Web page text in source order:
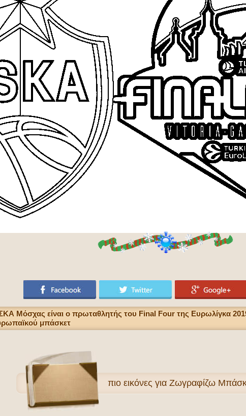
Μόσχας είναι ο πρωταθλητής του Final Four της Ευρωλίγκα
μπάσκετ
πιο εικόνες για Ζωγραφίζω